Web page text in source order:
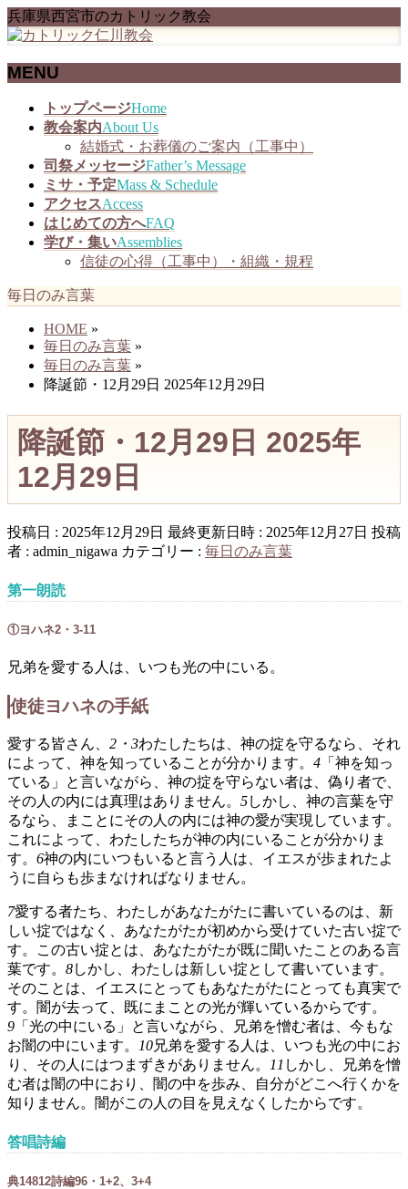
兵庫県西宮市のカトリック教会
MENU
トップページHome
教会案内About Us
結婚式・お葬儀のご案内（工事中）
司祭メッセージFather’s Message
ミサ・予定Mass & Schedule
アクセスAccess
はじめての方へFAQ
学び・集いAssemblies
信徒の心得（工事中）・組織・規程
毎日のみ言葉
HOME »
毎日のみ言葉 »
毎日のみ言葉 »
降誕節・12月29日 2025年12月29日
降誕節・12月29日 2025年
12月29日
投稿日 : 2025年12月29日 最終更新日時 : 2025年12月27日 投稿
者 : admin_nigawa カテゴリー : 毎日のみ言葉
第一朗読
①ヨハネ2・3-11
兄弟を愛する人は、いつも光の中にいる。
使徒ヨハネの手紙
愛する皆さん、 2・3わたしたちは、神の掟を守るなら、それ
によって、神を知っていることが分かります。 4 「神を知っ
ている」と言いながら、神の掟を守らない者は、偽り者で、
その人の内には真理はありません。 5しかし、神の言葉を守
るなら、まことにその人の内には神の愛が実現しています。
これによって、わたしたちが神の内にいることが分かりま
す。 6神の内にいつもいると言う人は、イエスが歩まれたよ
うに自らも歩まなければなりません。
7愛する者たち、わたしがあなたがたに書いているのは、新
しい掟ではなく、あなたがたが初めから受けていた古い掟で
す。この古い掟とは、あなたがたが既に聞いたことのある言
葉です。 8しかし、わたしは新しい掟として書いています。
そのことは、イエスにとってもあなたがたにとっても真実で
す。闇が去って、既にまことの光が輝いているからです。
9 「光の中にいる」と言いながら、兄弟を憎む者は、今もな
お闇の中にいます。
10兄弟を愛する人は、いつも光の中にお
り、その人にはつまずきがありません。
11 しかし、兄弟を憎
む者は闇の中におり、闇の中を歩み、自分がどこへ行くかを
知りません。闇がこの人の目を見えなくしたからです。
答唱詩編
典14812詩編96・1+2、3+4